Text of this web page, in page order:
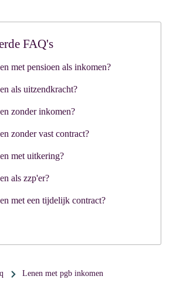
FAQ's
met pensioen als inkomen?
als uitzendkracht?
zonder inkomen?
zonder vast contract?
met uitkering?
als zzp'er?
met een tijdelijk contract?
lenen met pgb inkomen